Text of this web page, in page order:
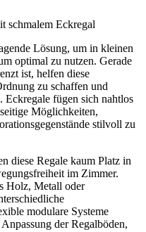
Lösung, um in kleinen
optimal zu nutzen. Gerade
ist, helfen diese
zu schaffen und
Eckregale fügen sich nahtlos
Möglichkeiten,
stilvoll zu
diese Regale kaum Platz in
im Zimmer.
Holz, Metall oder
modulare Systeme
der Regalböden,